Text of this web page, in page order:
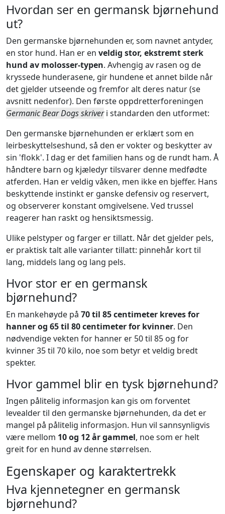
Hvordan ser en germansk bjørnehund
ut?
Den germanske bjørnehunden er, som navnet antyder,
en stor hund. Han er en veldig stor, ekstremt sterk
hund av molosser-typen. Avhengig av rasen og de
kryssede hunderasene, gir hundene et annet bilde når
det gjelder utseende og fremfor alt deres natur (se
avsnitt nedenfor). Den første oppdretterforeningen
Germanic Bear Dogs skriveri standarden den utformet:
Den germanske bjørnehunden er erklært som en
leirbeskyttelseshund, så den er vokter og beskytter av
sin 'flokk'. I dag er det familien hans og de rundt ham. Å
håndtere barn og kjæledyr tilsvarer denne medfødte
atferden. Han er veldig våken, men ikke en bjeffer. Hans
beskyttende instinkt er ganske defensiv og reservert,
og observerer konstant omgivelsene. Ved trussel
reagerer han raskt og hensiktsmessig.
Ulike pelstyper og farger er tillatt. Når det gjelder pels,
er praktisk talt alle varianter tillatt: pinnehår kort til
lang, middels lang og lang pels.
Hvor stor er en germansk
bjørnehund?
En mankehøyde på 70 til 85 centimeter kreves for
hanner og 65 til 80 centimeter for kvinner. Den
nødvendige vekten for hanner er 50 til 85 og for
kvinner 35 til 70 kilo, noe som betyr et veldig bredt
spekter.
Hvor gammel blir en tysk bjørnehund?
Ingen pålitelig informasjon kan gis om forventet
levealder til den germanske bjørnehunden, da det er
mangel på pålitelig informasjon. Hun vil sannsynligvis
være mellom 10 og 12 år gammel, noe som er helt
greit for en hund av denne størrelsen.
Egenskaper og karaktertrekk
Hva kjennetegner en germansk
bjørnehund?